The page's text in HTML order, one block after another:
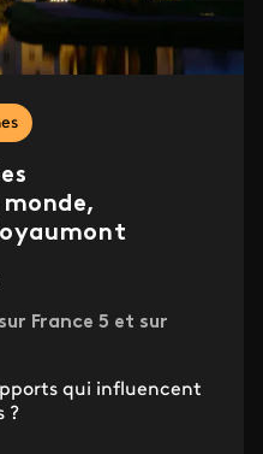
France 5 et sur
qui influencent
?